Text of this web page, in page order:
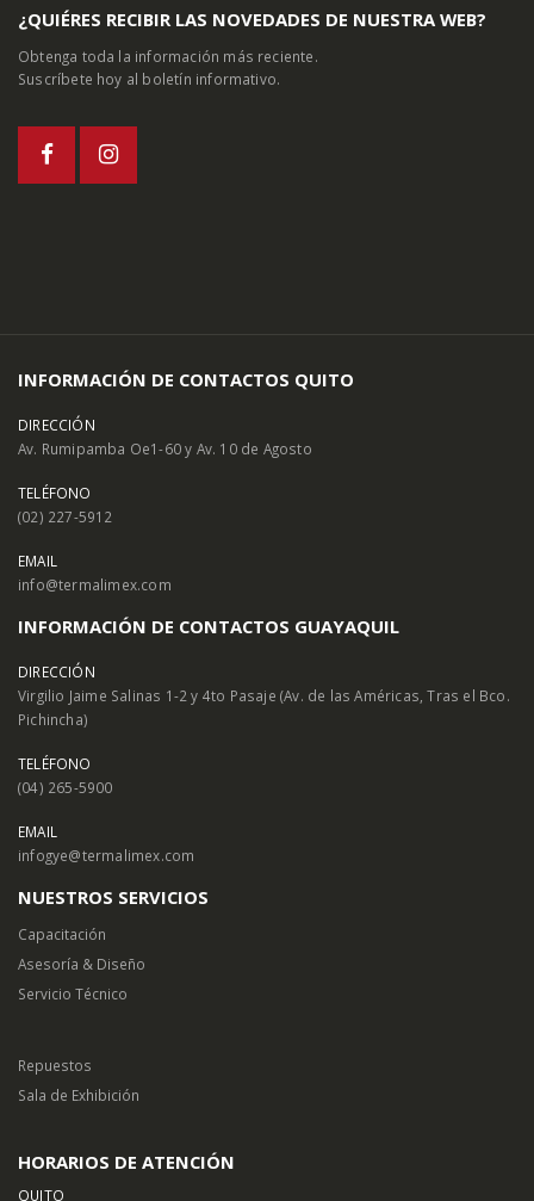
¿QUIÉRES RECIBIR LAS NOVEDADES DE NUESTRA WEB?
Obtenga toda la información más reciente.
Suscríbete hoy al boletín informativo.
INFORMACIÓN DE CONTACTOS QUITO
DIRECCIÓN
Av. Rumipamba Oe1-60 y Av. 10 de Agosto
TELÉFONO
(02) 227-5912
EMAIL
info@termalimex.com
INFORMACIÓN DE CONTACTOS GUAYAQUIL
DIRECCIÓN
Virgilio Jaime Salinas 1-2 y 4to Pasaje (Av. de las Américas, Tras el Bco.
Pichincha)
TELÉFONO
(04) 265-5900
EMAIL
infogye@termalimex.com
NUESTROS SERVICIOS
Capacitación
Asesoría & Diseño
Servicio Técnico
Repuestos
Sala de Exhibición
HORARIOS DE ATENCIÓN
QUITO